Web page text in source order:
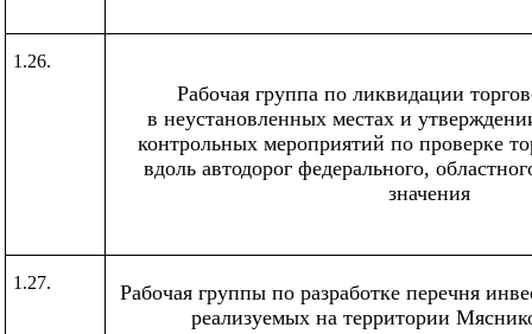
1.26.
Рабочая группа по ликвидации
в неустановленных местах и
контрольных мероприятий по проверке
вдоль автодорог федерального,
значения
1.27.
Рабочая группы по разработке перечня
реализуемых на территории